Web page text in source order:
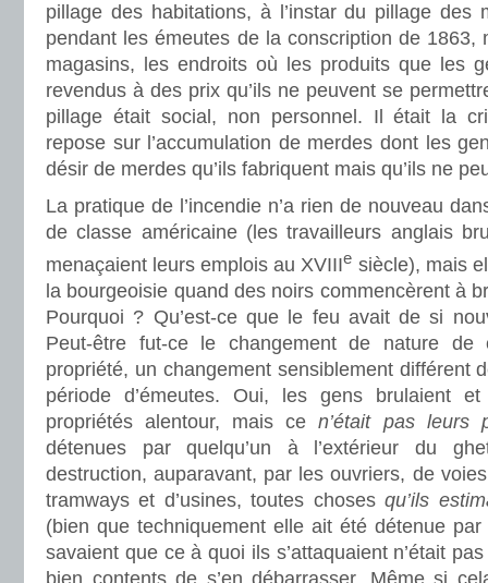
pillage des habitations, à l’instar du pillage des
pendant les émeutes de la conscription de 1863,
magasins, les endroits où les produits que les
revendus à des prix qu’ils ne peuvent se
pillage était social, non personnel. Il était la
repose sur l’accumulation de merdes dont les
désir de merdes qu’ils fabriquent mais qu’ils ne
La pratique de l’incendie n’a rien de nouveau
de classe américaine (les travailleurs anglais
menaçaient leurs emplois au XVIIIe siècle), mais
la bourgeoisie quand des noirs commencèrent à
Pourquoi ? Qu’est-ce que le feu avait de si
Peut-être fut-ce le changement de nature de
propriété, un changement sensiblement différent
période d’émeutes. Oui, les gens brulaient
propriétés alentour, mais cen’était pas leurs
détenues par quelqu’un à l’extérieur du
destruction, auparavant, par les ouvriers, de
tramways et d’usines, toutes chosesqu’ils
(bien que techniquement elle ait été détenue
savaient que ce à quoi ils s’attaquaient n’était